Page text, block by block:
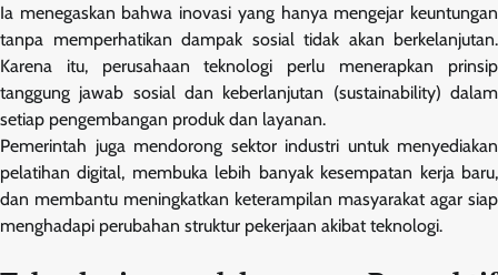
Ia menegaskan bahwa inovasi yang hanya mengejar keuntungan
tanpa memperhatikan dampak sosial tidak akan berkelanjutan.
Karena itu, perusahaan teknologi perlu menerapkan prinsip
tanggung jawab sosial dan keberlanjutan (sustainability) dalam
setiap pengembangan produk dan layanan.
Pemerintah juga mendorong sektor industri untuk menyediakan
pelatihan digital, membuka lebih banyak kesempatan kerja baru,
dan membantu meningkatkan keterampilan masyarakat agar siap
menghadapi perubahan struktur pekerjaan akibat teknologi.